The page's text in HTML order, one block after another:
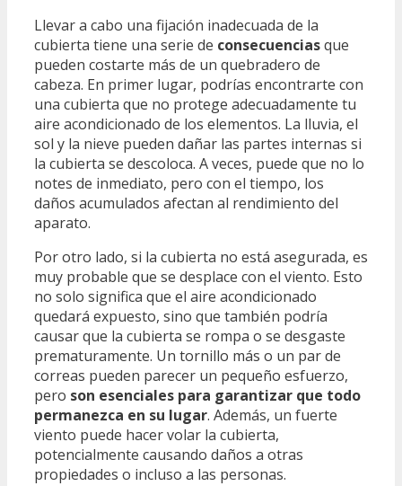
Llevar a cabo una fijación inadecuada de la
cubierta tiene una serie de consecuenciasque
pueden costarte más de un quebradero de
cabeza. En primer lugar, podrías encontrarte con
una cubierta que no protege adecuadamente tu
aire acondicionado de los elementos. La lluvia, el
sol y la nieve pueden dañar las partes internas si
la cubierta se descoloca. A veces, puede que no lo
notes de inmediato, pero con el tiempo, los
daños acumulados afectan al rendimiento del
aparato.
Por otro lado, si la cubierta no está asegurada, es
muy probable que se desplace con el viento. Esto
no solo significa que el aire acondicionado
quedará expuesto, sino que también podría
causar que la cubierta se rompa o se desgaste
prematuramente. Un tornillo más o un par de
correas pueden parecer un pequeño esfuerzo,
pero son esenciales para garantizar que todo
permanezca en su lugar. Además, un fuerte
viento puede hacer volar la cubierta,
potencialmente causando daños a otras
propiedades o incluso a las personas.